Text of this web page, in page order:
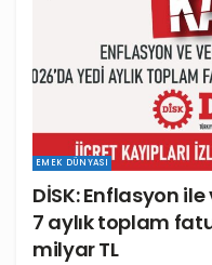
EMEK DÜNYASI
DİSK: Enflasyon
7 aylık toplam
milyar TL